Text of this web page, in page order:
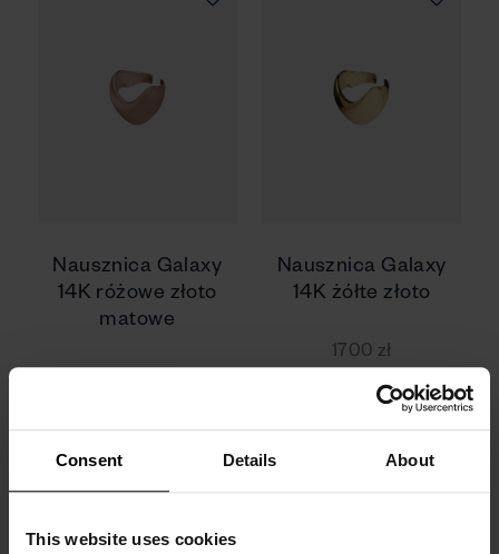
Consent Details About
This website uses cookies
Nausznica Galaxy
14K różowe złoto
matowe
Nausznica Galaxy
14K żółte złoto
1700 zł